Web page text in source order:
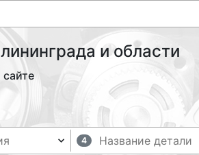
и области
4